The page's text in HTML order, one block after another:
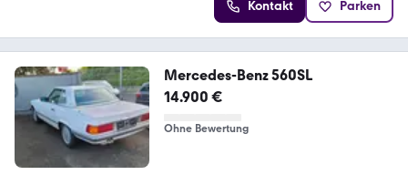
Kontakt Parken
Mercedes-Benz 560SL
14.900 €
Ohne Bewertung